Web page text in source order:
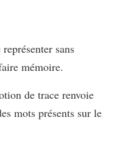
sans
mémoire.
de trace renvoie
mots présents sur le